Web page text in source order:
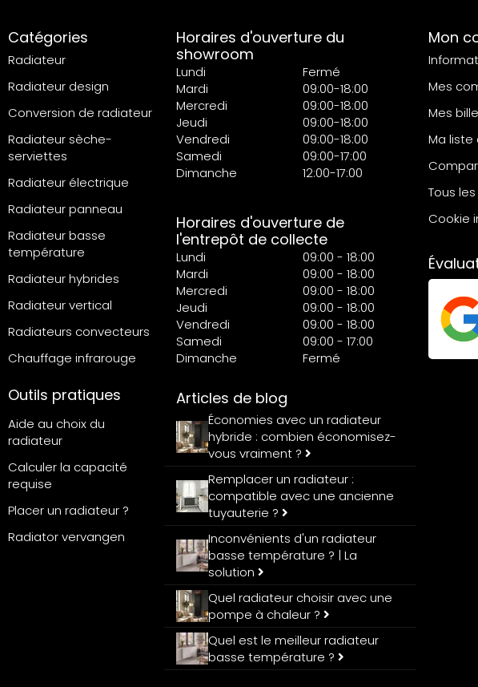
Catégories
Radiateur
Radiateur design
Conversion de radiateur
Radiateur sèche-
serviettes
Radiateur électrique
Radiateur panneau
Radiateur basse
température
Radiateur hybrides
Radiateur vertical
Radiateurs convecteurs
Chauffage infrarouge
Outils pratiques
Aide au choix du
radiateur
Calculer la capacité
requise
Placer un radiateur ?
Radiator vervangen
Horaires d'ouverture du
showroom
Lundi
Fermé
Mardi
09:00-18:00
Mercredi
09:00-18:00
Jeudi
09:00-18:00
Vendredi
09:00-18:00
Samedi
09:00-17:00
Dimanche
12:00-17:00
Horaires d'ouverture de
l'entrepôt de collecte
Lundi
09:00 - 18:00
Mardi
09:00 - 18:00
Mercredi
09:00 - 18:00
Jeudi
09:00 - 18:00
Vendredi
09:00 - 18:00
Samedi
09:00 - 17:00
Dimanche
Fermé
Articles de blog
Économies avec un radiateur
hybride : combien économisez-
vous vraiment ?
Remplacer un radiateur :
compatible avec une ancienne
tuyauterie ?
Inconvénients d'un radiateur
basse température ? | La
solution
Quel radiateur choisir avec une
pompe à chaleur ?
Quel est le meilleur radiateur
basse température ?
Mon
Mes
Mes
Ma liste
Tous
Cookie